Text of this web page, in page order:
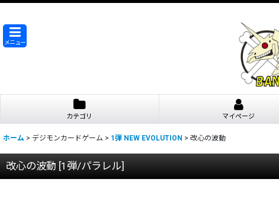
メニュー
カテゴリ マイページ
ホーム > デジモンカードゲーム > 1弾 NEW EVOLUTION > 改心の波動
改心の波動 [1弾/パラレル]